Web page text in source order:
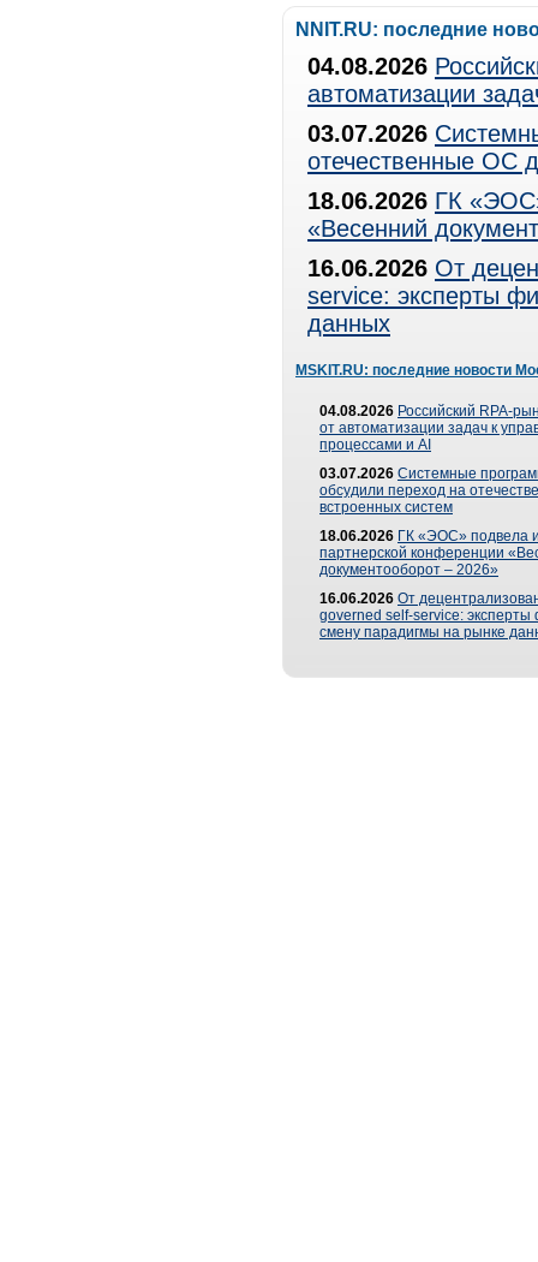
NNIT.RU: последние
04.08.2026
автоматизации
03.07.2026
отечественные ОС
18.06.2026 ГК
«Весенний
16.06.2026 От
service: эксперты
данных
MSKIT.RU: последние новости
04.08.2026 Российский RPA-
от автоматизации задач к
процессами и AI
03.07.2026 Системные
обсудили переход на
встроенных систем
18.06.2026 ГК «ЭОС» подвела
партнерской конференции
документооборот – 2026»
16.06.2026 От
governed self-service: эксперты
смену парадигмы на рынке